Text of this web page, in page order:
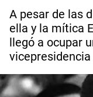
A pesar de las
ella y la mítica
llegó a ocupar